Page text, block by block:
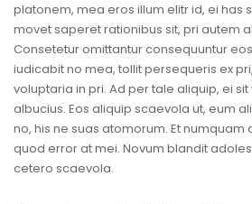
platonem, mea eros illum elitr id, ei has
movet saperet rationibus sit, pri autem
Consetetur omittantur consequuntur
iudicabit no mea, tollit persequeris ex
voluptaria in pri. Ad per tale aliquip, ei
albucius. Eos aliquip scaevola ut, eum
no, his ne suas atomorum. Et numquam
quod error at mei. Novum blandit
cetero scaevola.